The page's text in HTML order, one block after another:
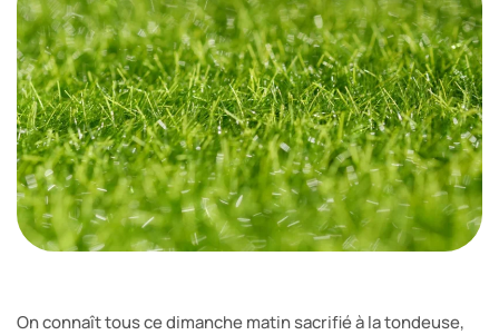
On connaît tous ce dimanche matin sacrifié à la tondeuse,